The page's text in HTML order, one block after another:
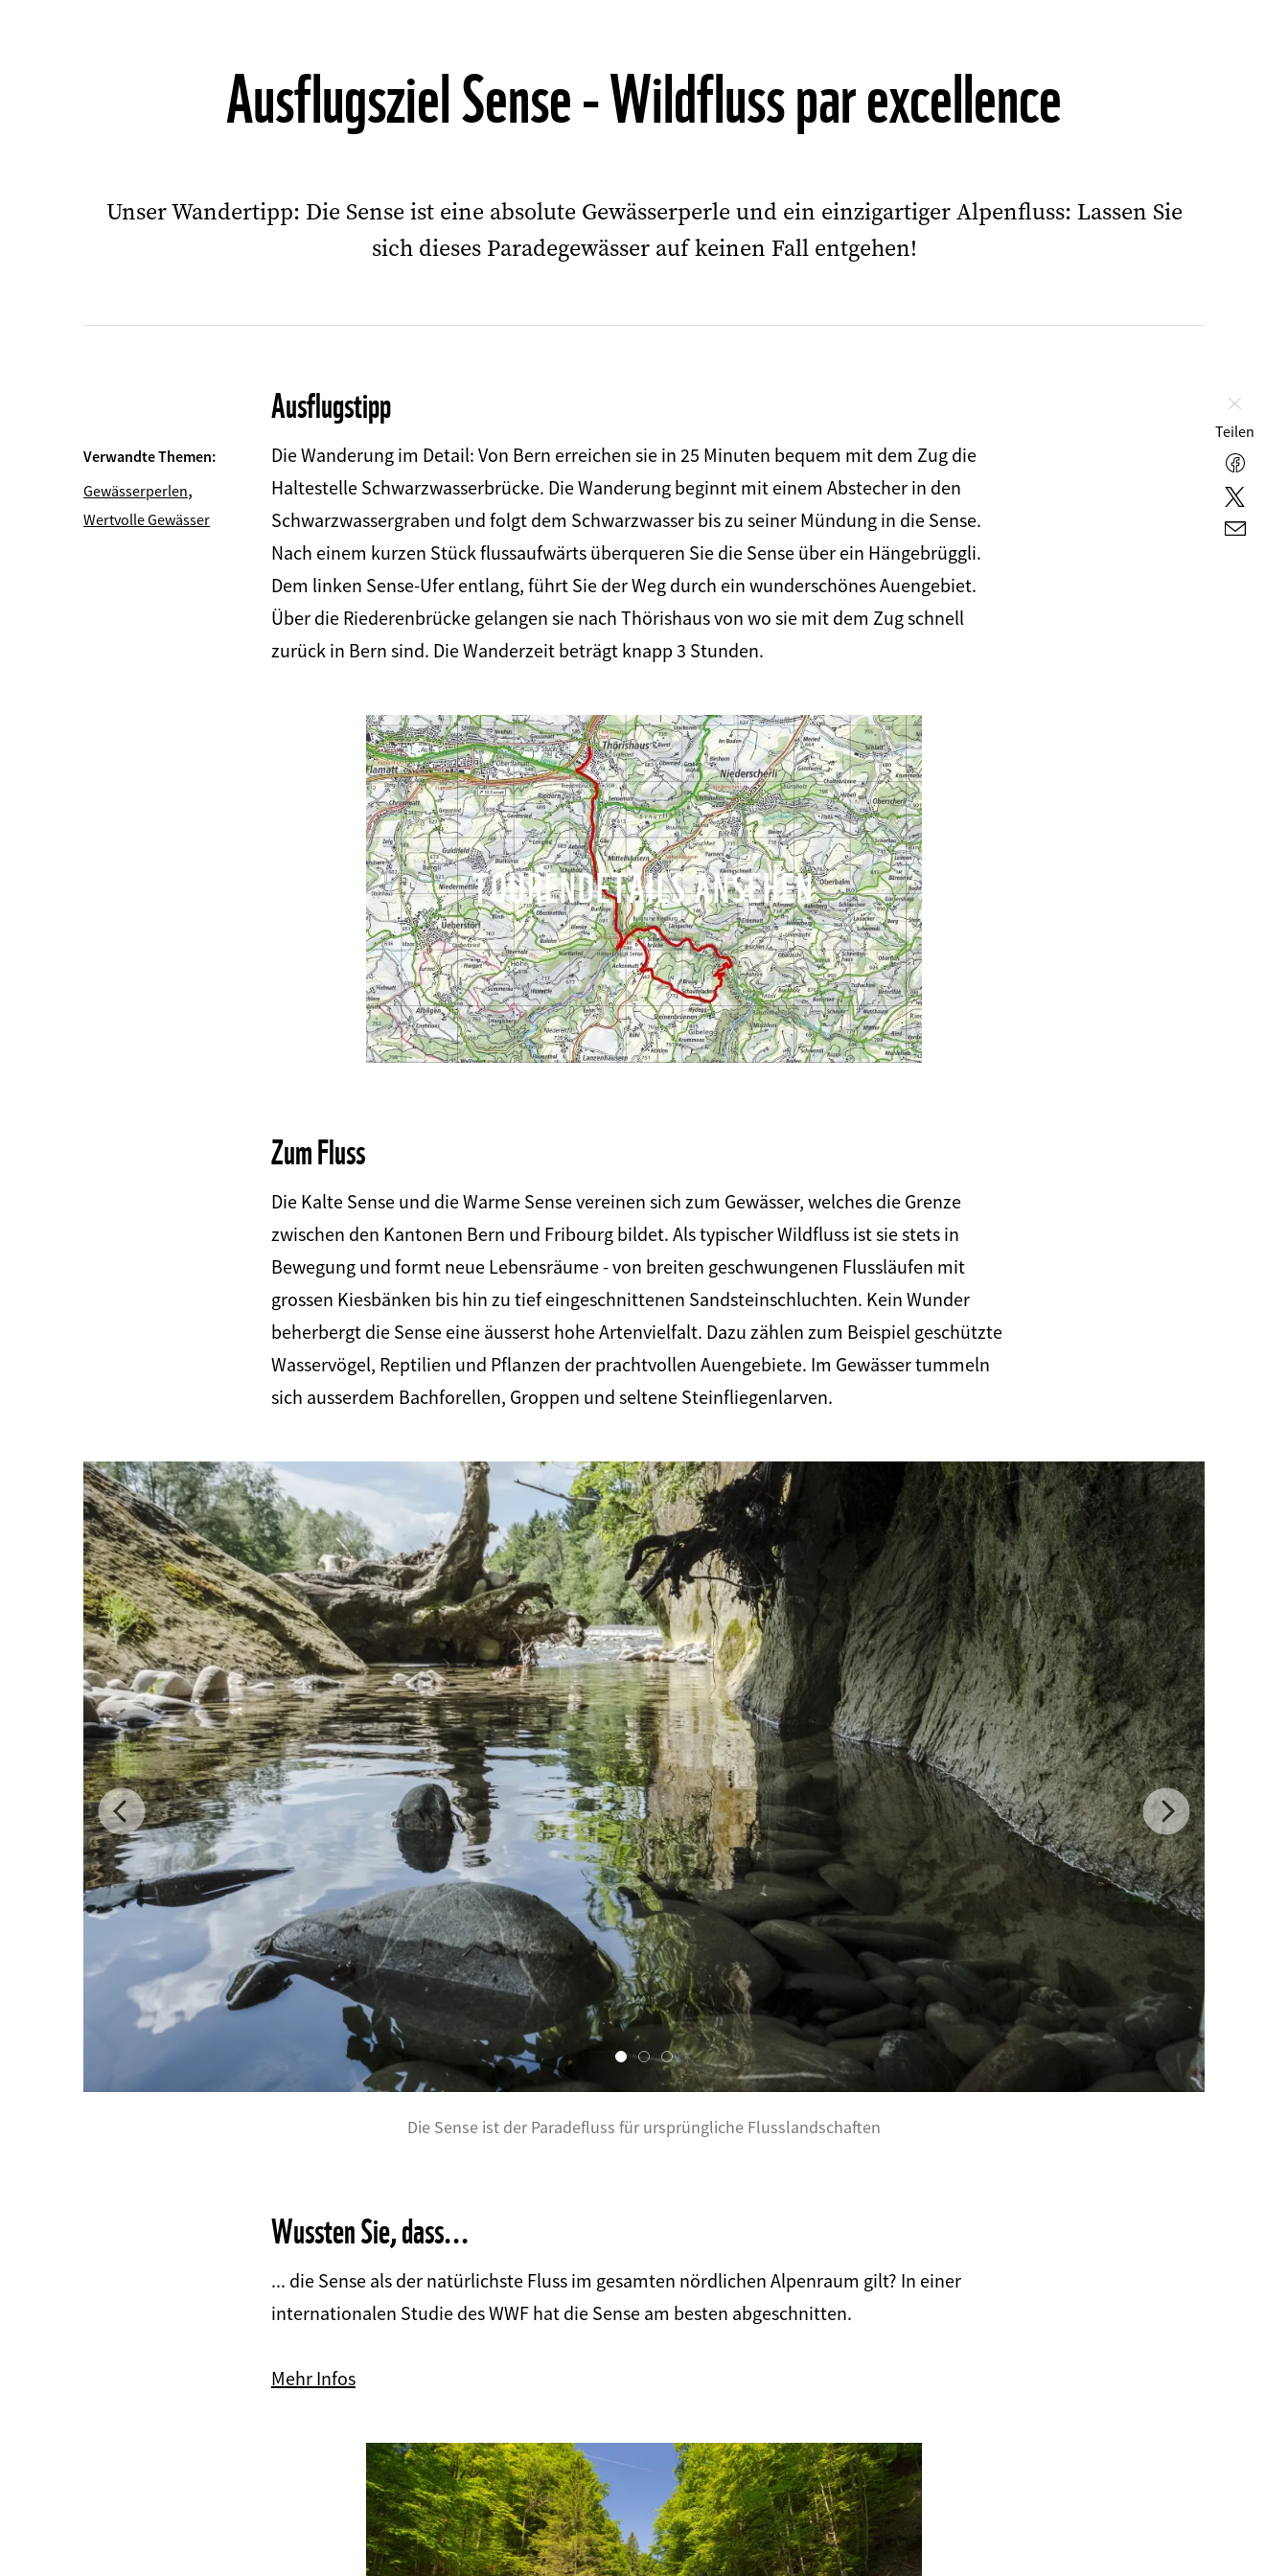
Ausflugsziel Sense - Wildfluss par excellence
Unser Wandertipp: Die Sense ist eine absolute Gewässerperle und ein einzigartiger Alpenfluss: Lassen Sie
sich dieses Paradegewässer auf keinen Fall entgehen!
Verwandte Themen:
Gewässerperlen,
Wertvolle Gewässer
Ausflugstipp
Die Wanderung im Detail: Von Bern erreichen sie in 25 Minuten bequem mit dem Zug die
Haltestelle Schwarzwasserbrücke. Die Wanderung beginnt mit einem Abstecher in den
Schwarzwassergraben und folgt dem Schwarzwasser bis zu seiner Mündung in die Sense.
Nach einem kurzen Stück flussaufwärts überqueren Sie die Sense über ein Hängebrüggli.
Dem linken Sense-Ufer entlang, führt Sie der Weg durch ein wunderschönes Auengebiet.
Über die Riederenbrücke gelangen sie nach Thörishaus von wo sie mit dem Zug schnell
zurück in Bern sind. Die Wanderzeit beträgt knapp 3 Stunden.
©
TOURENDETAILS ANSEHEN
Zum Fluss
Die Kalte Sense und die Warme Sense vereinen sich zum Gewässer, welches die Grenze
zwischen den Kantonen Bern und Fribourg bildet. Als typischer Wildfluss ist sie stets in
Bewegung und formt neue Lebensräume - von breiten geschwungenen Flussläufen mit
grossen Kiesbänken bis hin zu tief eingeschnittenen Sandsteinschluchten. Kein Wunder
beherbergt die Sense eine äusserst hohe Artenvielfalt. Dazu zählen zum Beispiel geschützte
Wasservögel, Reptilien und Pflanzen der prachtvollen Auengebiete. Im Gewässer tummeln
sich ausserdem Bachforellen, Groppen und seltene Steinfliegenlarven.
Die Sense ist der Paradefluss für ursprüngliche Flusslandschaften
Previous Next
Wussten Sie, dass...
... die Sense als der natürlichste Fluss im gesamten nördlichen Alpenraum gilt? In einer
internationalen Studie des WWF hat die Sense am besten abgeschnitten.
Mehr Infos
Teilen
E-